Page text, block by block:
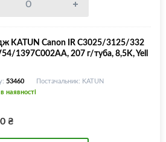
KATUN Canon IR C3025/3125/332
1397C002AA, 207 г/туба, 8,5K, Yell
53460
Постачальник: KATUN
в наявності
₴